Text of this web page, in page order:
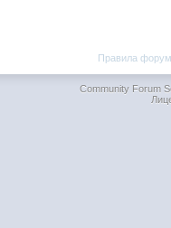
Правила
Community Forum